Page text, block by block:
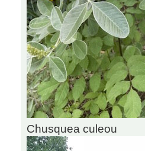
Chusquea culeou